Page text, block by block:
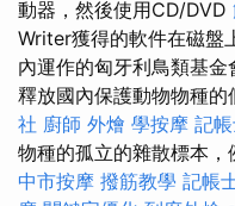
動器，然後使用CD/DVD
Writer獲得的軟件在磁盤
內運作的匈牙利鳥類基
釋放國內保護動物物種的
社 廚師 外燴 學按摩 記
物種的孤立的雜散標本，
中市按摩 撥筋教學 記帳